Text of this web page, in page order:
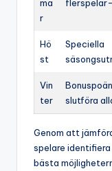
ma
r
Hö
st
Speciella
Vin
ter
slutföra
Genom att
spelare identifiera
bästa